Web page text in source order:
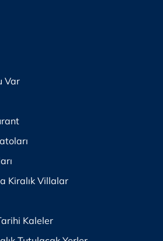
Var
Kiralık Villalar
Kaleler